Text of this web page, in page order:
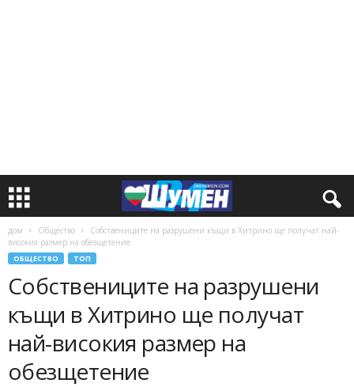
дом Общество
Собствениците на разрушени къщи в Хитрино ще получат най-
високия размер на обезщетение
ОБЩЕСТВО ТОП
Собствениците на разрушени
къщи в Хитрино ще получат
най-високия размер на
обезщетение